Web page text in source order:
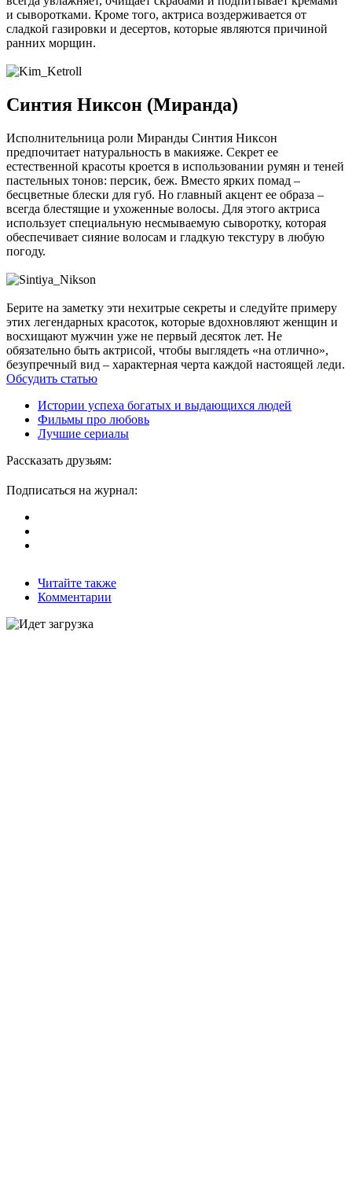
и сыворотками. Кроме того, актриса воздерживается от
сладкой газировки и десертов, которые являются причиной
ранних морщин.
Синтия Никсон (Миранда)
Исполнительница роли Миранды Синтия Никсон
предпочитает натуральность в макияже. Секрет ее
естественной красоты кроется в использовании румян и теней
пастельных тонов: персик, беж. Вместо ярких помад –
бесцветные блески для губ. Но главный акцент ее образа –
всегда блестящие и ухоженные волосы. Для этого актриса
использует специальную несмываемую сыворотку, которая
обеспечивает сияние волосам и гладкую текстуру в любую
погоду.
Берите на заметку эти нехитрые секреты и следуйте примеру
этих легендарных красоток, которые вдохновляют женщин и
восхищают мужчин уже не первый десяток лет. Не
обязательно быть актрисой, чтобы выглядеть «на отлично»,
безупречный вид – характерная черта каждой настоящей леди.
Обсудить статью
Истории успеха богатых и выдающихся людей
Фильмы про любовь
Лучшие сериалы
Рассказать друзьям:
Подписаться на журнал:
Читайте также
Комментарии